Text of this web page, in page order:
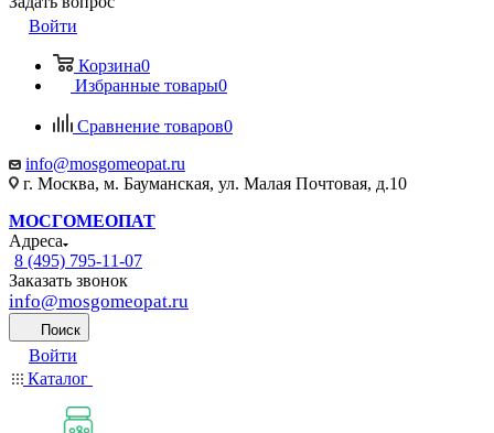
Войти
Корзина0
Избранные товары0
Сравнение товаров0
info@mosgomeopat.ru
г. Москва, м. Бауманская, ул. Малая Почтовая, д.10
МОСГОМЕОПАТ
Адреса
8 (495) 795-11-07
Заказать звонок
info@mosgomeopat.ru
Поиск
Войти
Каталог